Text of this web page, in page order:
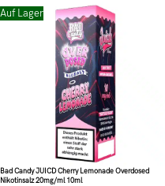
Auf Lager
Bad Candy JUICD Cherry Lemonade Overdosed
Nikotinsalz 20mg/ml 10ml